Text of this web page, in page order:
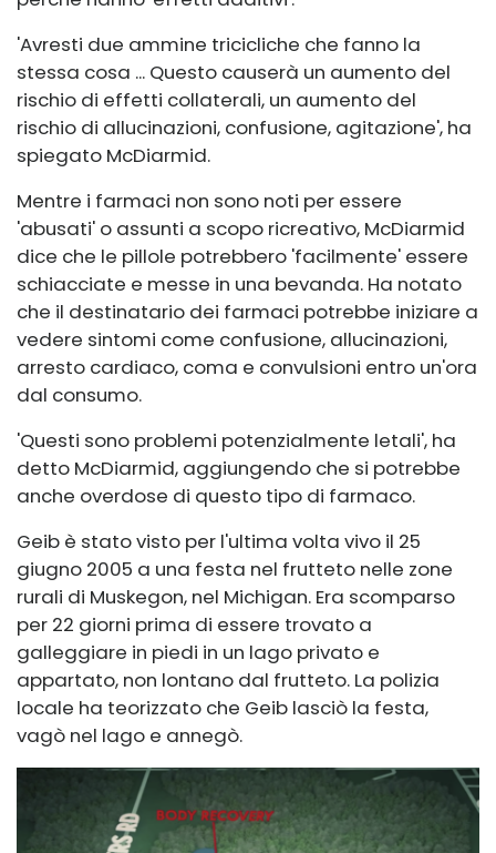
'Avresti due ammine tricicliche che fanno la
stessa cosa ... Questo causerà un aumento del
rischio di effetti collaterali, un aumento del
rischio di allucinazioni, confusione, agitazione', ha
spiegato McDiarmid.
Mentre i farmaci non sono noti per essere
'abusati' o assunti a scopo ricreativo, McDiarmid
dice che le pillole potrebbero 'facilmente' essere
schiacciate e messe in una bevanda. Ha notato
che il destinatario dei farmaci potrebbe iniziare a
vedere sintomi come confusione, allucinazioni,
arresto cardiaco, coma e convulsioni entro un'ora
dal consumo.
'Questi sono problemi potenzialmente letali', ha
detto McDiarmid, aggiungendo che si potrebbe
anche overdose di questo tipo di farmaco.
Geib è stato visto per l'ultima volta vivo il 25
giugno 2005 a una festa nel frutteto nelle zone
rurali di Muskegon, nel Michigan. Era scomparso
per 22 giorni prima di essere trovato a
galleggiare in piedi in un lago privato e
appartato, non lontano dal frutteto. La polizia
locale ha teorizzato che Geib lasciò la festa,
vagò nel lago e annegò.